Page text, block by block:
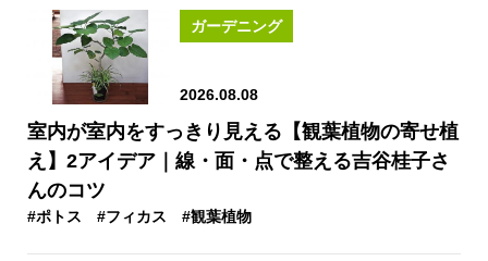
ガーデニング
2026.08.08
室内が室内をすっきり見える【観葉植物の寄せ植
え】2アイデア｜線・面・点で整える吉谷桂子さ
んのコツ
#ポトス #フィカス #観葉植物